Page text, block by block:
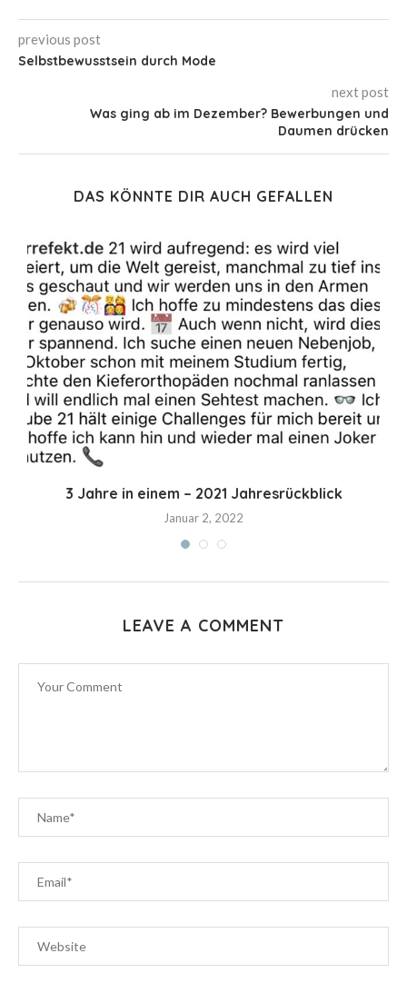
previous post
Selbstbewusstsein durch Mode
next post
Was ging ab im Dezember? Bewerbungen und
Daumen drücken
DAS KÖNNTE DIR AUCH GEFALLEN
3 Jahre in einem – 2021 Jahresrückblick
Januar 2, 2022
LEAVE A COMMENT